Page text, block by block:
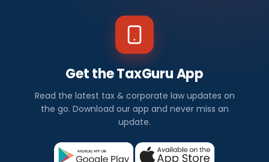
Get the TaxGuru App
Read the latest tax & corporate law updates on
the go. Download our app and never miss an
update.